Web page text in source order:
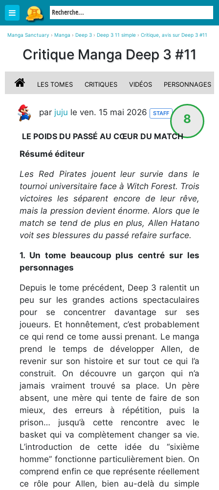
Manga Sanctuary › Manga › Deep 3 › Deep 3 11 simple › Critique, avis sur Deep 3 #11
Critique Manga Deep 3 #11
LES TOMES CRITIQUES VIDÉOS PERSONNAGES
8
par juju le ven. 15 mai 2026 STAFF
LE POIDS DU PASSÉ AU CŒUR DU MATCH
Résumé éditeur
Les Red Pirates jouent leur survie dans le
tournoi universitaire face à Witch Forest. Trois
victoires les séparent encore de leur rêve,
mais la pression devient énorme. Alors que le
match se tend de plus en plus, Allen Hatano
voit ses blessures du passé refaire surface.
1. Un tome beaucoup plus centré sur les
personnages
Depuis le tome précédent, Deep 3 ralentit un
peu sur les grandes actions spectaculaires
pour se concentrer davantage sur ses
joueurs. Et honnêtement, c’est probablement
ce qui rend ce tome aussi prenant. Le manga
prend le temps de développer Allen, de
revenir sur son histoire et sur tout ce qui l’a
construit. On découvre un garçon qui n’a
jamais vraiment trouvé sa place. Un père
absent, une mère qui tente de faire de son
mieux, des erreurs à répétition, puis la
prison… jusqu’à cette rencontre avec le
basket qui va complètement changer sa vie.
L’introduction de cette idée du “sixième
homme” fonctionne particulièrement bien. On
comprend enfin ce que représente réellement
ce rôle pour Allen, bien au-delà du simple